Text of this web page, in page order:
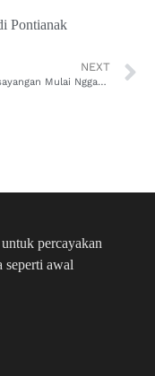
Pontianak
NEXT
Zenix Kesayangan Mulai Nggak Kinclong? Coba Jasa Salon Mobil Toyota Innova Zenix di Pontianak Ini
percayakan
seperti awal